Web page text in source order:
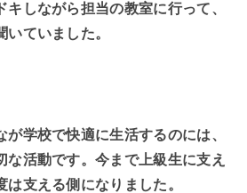
しながら担当の教室に行って、
ていました。
学校で快適に生活するのには、
な活動です。今まで上級生に支え
は支える側になりました。